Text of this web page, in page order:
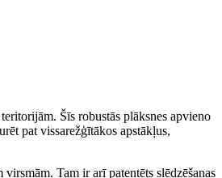
Šīs robustās plāksnes apvieno
pat vissarežģītākos apstākļus,
Tam ir arī patentēts slēdzēšanas